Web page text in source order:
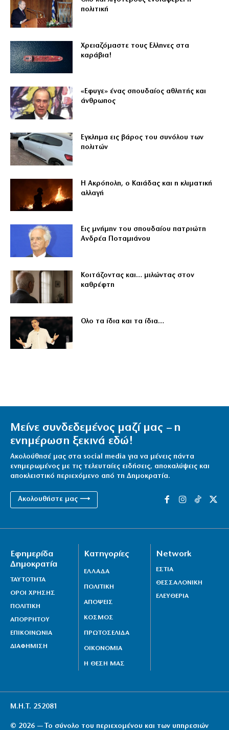
πολιτική
Χρειαζόμαστε τους Eλληνες στα
καράβια!
«Εφυγε» ένας σπουδαίος αθλητής και
άνθρωπος
Εγκλημα εις βάρος του συνόλου των
πολιτών
Η Ακρόπολη, ο Καιάδας και η κλιματική
αλλαγή
Εις μνήμην του σπουδαίου πατριώτη
Ανδρέα Ποταμιάνου
Κοιτάζοντας και… μιλώντας στον
καθρέφτη
Ολο τα ίδια και τα ίδια…
Μείνε συνδεδεμένος μαζί μας – η
ενημέρωση ξεκινά εδώ!
Ακολούθησέ μας στα social media για να μένεις πάντα
ενημερωμένος με τις τελευταίες ειδήσεις, αποκαλύψεις και
αποκλειστικό περιεχόμενο από τη Δημοκρατία.
Ακολουθήστε μας ⟶
Εφημερίδα
Δημοκρατία
ΤΑΥΤΟΤΗΤΑ
ΟΡΟΙ ΧΡΗΣΗΣ
ΠΟΛΙΤΙΚΗ
ΑΠΟΡΡΗΤΟΥ
ΕΠΙΚΟΙΝΩΝΙΑ
ΔΙΑΦΗΜΙΣΗ
Κατηγορίες
ΕΛΛΑΔΑ
ΠΟΛΙΤΙΚΗ
ΑΠΟΨΕΙΣ
ΚΟΣΜΟΣ
ΠΡΩΤΟΣΕΛΙΔΑ
ΟΙΚΟΝΟΜΙΑ
Η ΘΕΣΗ ΜΑΣ
Network
ΕΣΤΙΑ
ΘΕΣΣΑΛΟΝΙΚΗ
ΕΛΕΥΘΕΡΙΑ
Μ.Η.Τ. 252081
© 2026 — Το σύνολο του περιεχομένου και των υπηρεσιών